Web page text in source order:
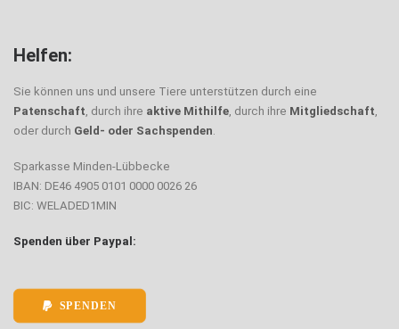
Helfen:
Sie können uns und unsere Tiere unterstützen durch eine
Patenschaft, durch ihre aktive Mithilfe, durch ihre Mitgliedschaft,
oder durch Geld- oder Sachspenden.
Sparkasse Minden-Lübbecke
IBAN: DE46 4905 0101 0000 0026 26
BIC: WELADED1MIN
Spenden über Paypal:
SPENDEN